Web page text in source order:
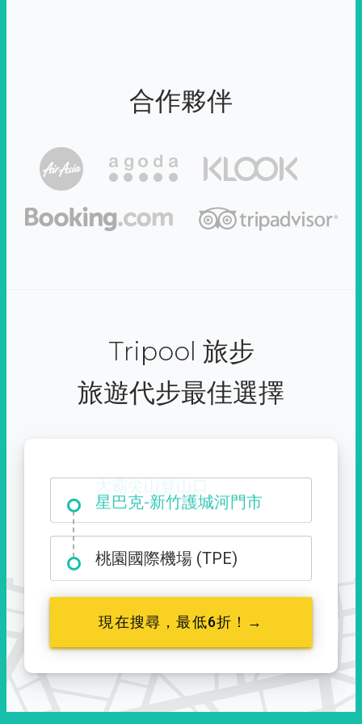
合作夥伴
Tripool 旅步
旅遊代步最佳選擇
大霸尖山登山口
桃園國際機場 (TPE)
現在搜尋，最低6折！→